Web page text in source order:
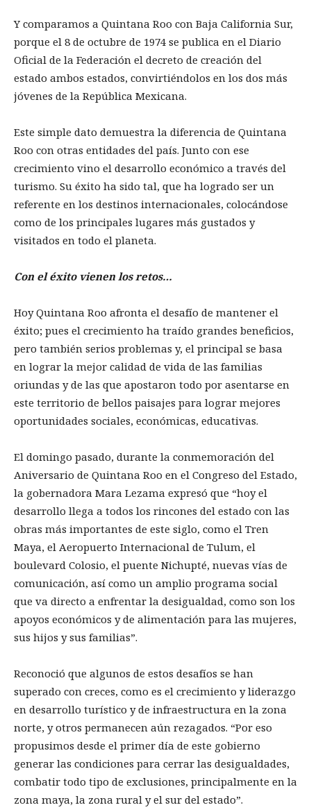
Y comparamos a Quintana Roo con Baja California Sur,
porque el 8 de octubre de 1974 se publica en el Diario
Oficial de la Federación el decreto de creación del
estado ambos estados, convirtiéndolos en los dos más
jóvenes de la República Mexicana.
Este simple dato demuestra la diferencia de Quintana
Roo con otras entidades del país. Junto con ese
crecimiento vino el desarrollo económico a través del
turismo. Su éxito ha sido tal, que ha logrado ser un
referente en los destinos internacionales, colocándose
como de los principales lugares más gustados y
visitados en todo el planeta.
Con el éxito vienen los retos…
Hoy Quintana Roo afronta el desafío de mantener el
éxito; pues el crecimiento ha traído grandes beneficios,
pero también serios problemas y, el principal se basa
en lograr la mejor calidad de vida de las familias
oriundas y de las que apostaron todo por asentarse en
este territorio de bellos paisajes para lograr mejores
oportunidades sociales, económicas, educativas.
El domingo pasado, durante la conmemoración del
Aniversario de Quintana Roo en el Congreso del Estado,
la gobernadora Mara Lezama expresó que “hoy el
desarrollo llega a todos los rincones del estado con las
obras más importantes de este siglo, como el Tren
Maya, el Aeropuerto Internacional de Tulum, el
boulevard Colosio, el puente Nichupté, nuevas vías de
comunicación, así como un amplio programa social
que va directo a enfrentar la desigualdad, como son los
apoyos económicos y de alimentación para las mujeres,
sus hijos y sus familias”.
Reconoció que algunos de estos desafíos se han
superado con creces, como es el crecimiento y liderazgo
en desarrollo turístico y de infraestructura en la zona
norte, y otros permanecen aún rezagados. “Por eso
propusimos desde el primer día de este gobierno
generar las condiciones para cerrar las desigualdades,
combatir todo tipo de exclusiones, principalmente en la
zona maya, la zona rural y el sur del estado”.